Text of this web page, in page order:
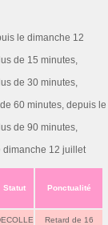
le dimanche 12
de 15 minutes,
de 30 minutes,
60 minutes, depuis le
de 90 minutes,
dimanche 12 juillet
Statut Ponctualité
Retard de 16